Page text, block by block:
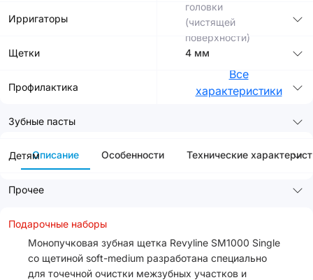
Ирригаторы
Щетки
Профилактика
Зубные пасты
Детям
Прочее
Подарочные наборы
головки
(чистящей
поверхности)
4 мм
Все
характеристики
Описание Особенности Технические
Монопучковая зубная щетка Revyline SM1000 Single
со щетиной soft-medium разработана специально
для точечной очистки межзубных участков и